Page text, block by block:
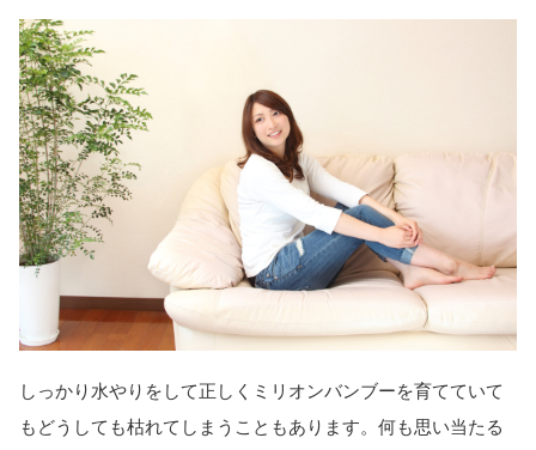
しっかり水やりをして正しくミリオンバンブーを育てていて
もどうしても枯れてしまうこともあります。何も思い当たる